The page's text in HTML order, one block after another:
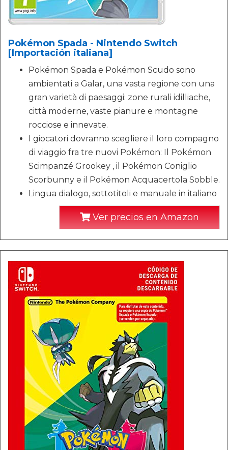
Pokémon Spada - Nintendo Switch
[Importación italiana]
Pokémon Spada e Pokémon Scudo sono
ambientati a Galar, una vasta regione con una
gran varietà di paesaggi: zone rurali idilliache,
città moderne, vaste pianure e montagne
rocciose e innevate.
I giocatori dovranno scegliere il loro compagno
di viaggio fra tre nuovi Pokémon: Il Pokémon
Scimpanzé Grookey , il Pokémon Coniglio
Scorbunny e il Pokémon Acquacertola Sobble.
Lingua dialogo, sottotitoli e manuale in italiano
Ver precios en Amazon